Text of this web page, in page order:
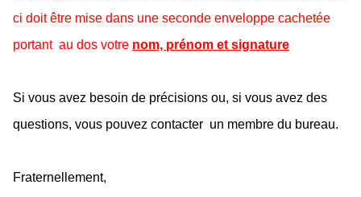
ci doit être mise dans une seconde enveloppe cachetée
portant au dos votre nom, prénom et signature
Si vous avez besoin de précisions ou, si vous avez des
questions, vous pouvez contacter un membre du bureau.
Fraternellement,